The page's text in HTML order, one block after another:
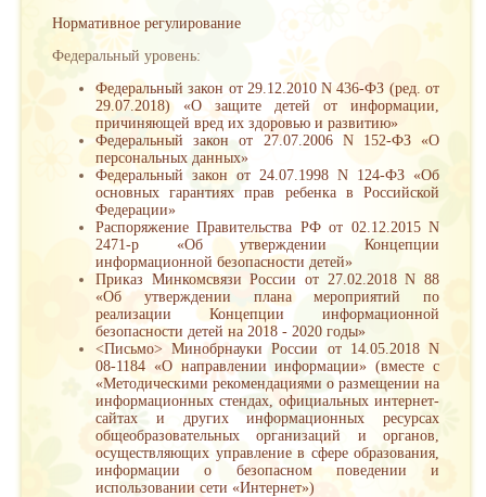
Нормативное регулирование
Федеральный уровень:
Федеральный закон от 29.12.2010 N 436-ФЗ (ред. от
29.07.2018) «О защите детей от информации,
причиняющей вред их здоровью и развитию»
Федеральный закон от 27.07.2006 N 152-ФЗ «О
персональных данных»
Федеральный закон от 24.07.1998 N 124-ФЗ «Об
основных гарантиях прав ребенка в Российской
Федерации»
Распоряжение Правительства РФ от 02.12.2015 N
2471-р «Об утверждении Концепции
информационной безопасности детей»
Приказ Минкомсвязи России от 27.02.2018 N 88
«Об утверждении плана мероприятий по
реализации Концепции информационной
безопасности детей на 2018 - 2020 годы»
<Письмо> Минобрнауки России от 14.05.2018 N
08-1184 «О направлении информации» (вместе с
«Методическими рекомендациями о размещении на
информационных стендах, официальных интернет-
сайтах и других информационных ресурсах
общеобразовательных организаций и органов,
осуществляющих управление в сфере образования,
информации о безопасном поведении и
использовании сети «Интернет»)